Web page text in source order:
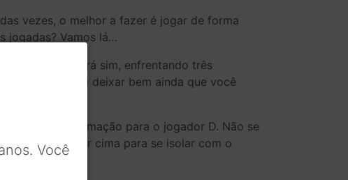
vezes, o melhor a fazer é jogar de forma
jogadas? Vamos lá…
Você estará sim, enfrentando três
para te deixar bem ainda que você
grande.
mais informação para o jogador D. Não se
dele ir all-in por cima para se isolar com o
Você